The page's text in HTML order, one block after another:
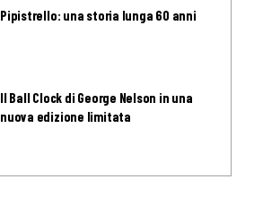
Pipistrello: una storia lunga 60 anni
Il Ball Clock di George Nelson in una
nuova edizione limitata